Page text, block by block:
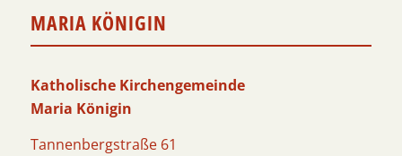
MARIA KÖNIGIN
Katholische Kirchengemeinde
Maria Königin
Tannenbergstraße 61